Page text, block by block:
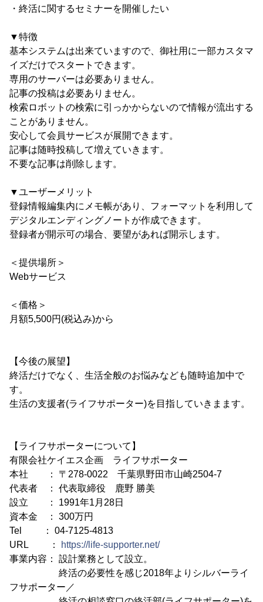
・終活に関するセミナーを開催したい
▼特徴
基本システムは出来ていますので、御社用に一部カスタマ
イズだけでスタートできます。
専用のサーバーは必要ありません。
記事の投稿は必要ありません。
検索ロボットの検索に引っかからないので情報が流出する
ことがありません。
安心して会員サービスが展開できます。
記事は随時投稿して増えていきます。
不要な記事は削除します。
▼ユーザーメリット
登録情報編集内にメモ帳があり、フォーマットを利用して
デジタルエンディングノートが作成できます。
登録者が開示可の場合、要望があれば開示します。
＜提供場所＞
Webサービス
＜価格＞
月額5,500円(税込み)から
【今後の展望】
終活だけでなく、生活全般のお悩みなども随時追加中で
す。
生活の支援者(ライフサポーター)を目指していきまます。
【ライフサポーターについて】
有限会社ケイエス企画 ライフサポーター
本社 ： 〒278-0022 千葉県野田市山崎2504-7
代表者 ： 代表取締役 鹿野 勝美
設立 ： 1991年1月28日
資本金 ： 300万円
Tel ： 04-7125-4813
URL ：
https://life-supporter.net/
事業内容： 設計業務として設立。
終活の必要性を感じ2018年よりシルバーライ
フサポーター／